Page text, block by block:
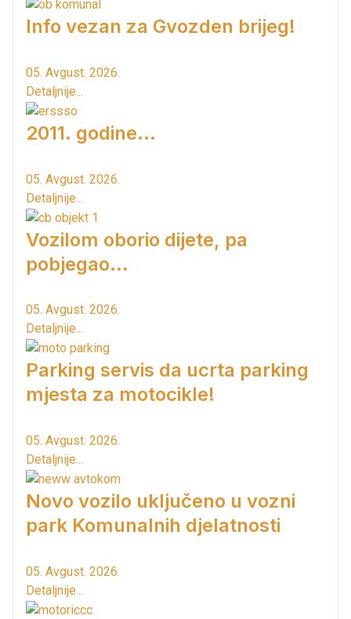
Info vezan za Gvozden brijeg!
05. Avgust. 2026.
Detaljnije...
2011. godine...
05. Avgust. 2026.
Detaljnije...
Vozilom oborio dijete, pa
pobjegao...
05. Avgust. 2026.
Detaljnije...
Parking servis da ucrta parking
mjesta za motocikle!
05. Avgust. 2026.
Detaljnije...
Novo vozilo uključeno u vozni
park Komunalnih djelatnosti
05. Avgust. 2026.
Detaljnije...